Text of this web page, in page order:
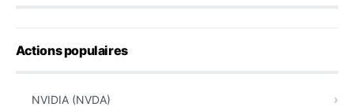
Actions populaires
NVIDIA (NVDA)